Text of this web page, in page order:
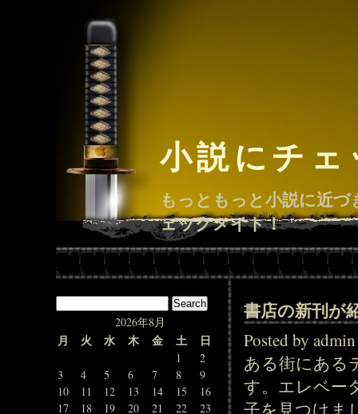
小説にチ
もっともっと小説に近
ェックメイト！
2026年8月
月 火 水 木 金 土 日
1
2
3
4 5 6 7 8
9
10
11 12 13 14 15
16
17
18 19 20 21 22
23
書店の新刊が
Posted by
ある街にある
す。エレベー
子を見つけま